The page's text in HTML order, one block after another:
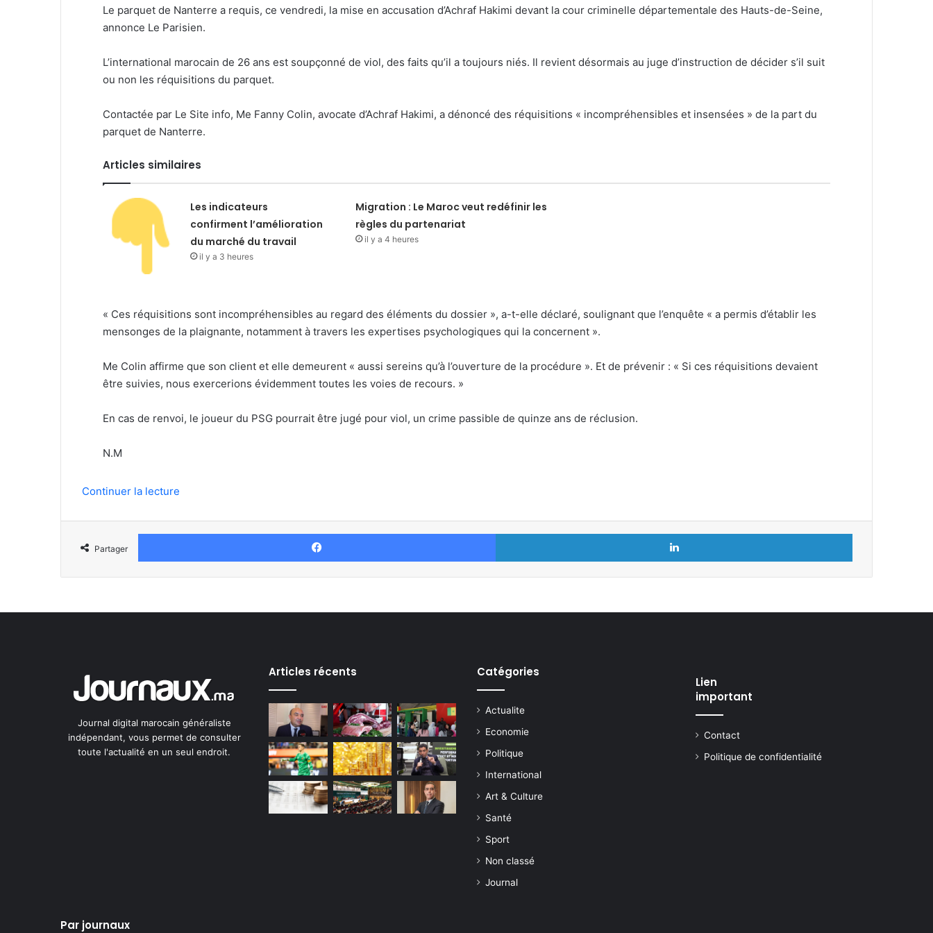
Le parquet de Nanterre a requis, ce vendredi, la mise en accusation d’Achraf Hakimi devant la cour criminelle départementale des Hauts-de-Seine,
annonce Le Parisien.
L’international marocain de 26 ans est soupçonné de viol, des faits qu’il a toujours niés. Il revient désormais au juge d’instruction de décider s’il suit
ou non les réquisitions du parquet.
Contactée par Le Site info, Me Fanny Colin, avocate d’Achraf Hakimi, a dénoncé des réquisitions « incompréhensibles et insensées » de la part du
parquet de Nanterre.
Articles similaires
Les indicateurs
confirment l’amélioration
du marché du travail
il y a 3 heures
Migration : Le Maroc veut redéfinir les
règles du partenariat
il y a 4 heures
« Ces réquisitions sont incompréhensibles au regard des éléments du dossier », a-t-elle déclaré, soulignant que l’enquête « a permis d’établir les
mensonges de la plaignante, notamment à travers les expertises psychologiques qui la concernent ».
Me Colin affirme que son client et elle demeurent « aussi sereins qu’à l’ouverture de la procédure ». Et de prévenir : « Si ces réquisitions devaient
être suivies, nous exercerions évidemment toutes les voies de recours. »
En cas de renvoi, le joueur du PSG pourrait être jugé pour viol, un crime passible de quinze ans de réclusion.
N.M
Continuer la lecture
Partager
Facebook Linkedin
Journal digital marocain généraliste
indépendant, vous permet de consulter
toute l'actualité en un seul endroit.
Articles récents Catégories
Actualite
Economie
Politique
International
Art & Culture
Santé
Sport
Non classé
Journal
Lien
important
Contact
Politique de confidentialité
Par journaux